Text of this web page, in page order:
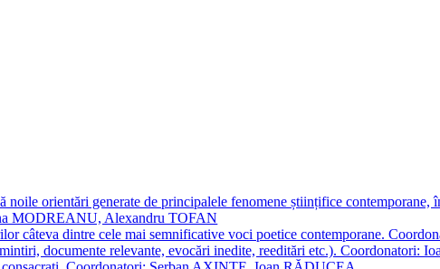
noile orientări generate de principalele fenomene științifice contemporane,
MODREANU, Alexandru TOFAN
câteva dintre cele mai semnificative voci poetice contemporane.
documente relevante, evocări inedite, reeditări etc.).